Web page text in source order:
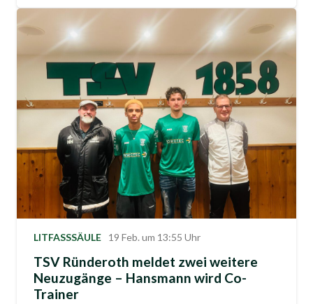
LITFASSSÄULE 19 Feb. um 13:55 Uhr
TSV Ründeroth meldet zwei weitere
Neuzugänge – Hansmann wird Co-
Trainer